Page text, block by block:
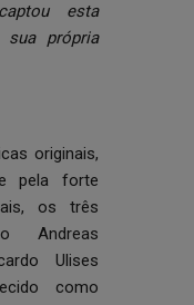
esta
sua própria
originais,
pela forte
os três
Andreas
Ulises
como